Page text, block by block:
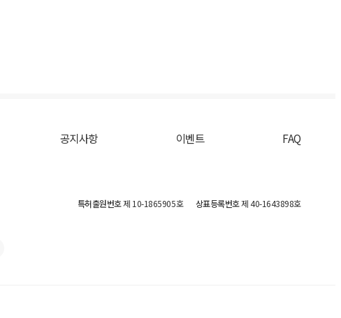
공지사항 이벤트 FAQ
특허출원번호제 10-1865905호 상표등록번호제 40-1643898호